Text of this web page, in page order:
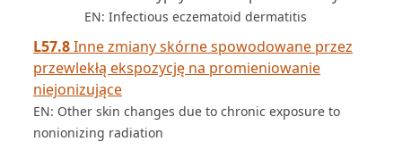
EN: Infectious eczematoid dermatitis
L57.8Inne zmiany skórne spowodowane przez
przewlekłą ekspozycję na promieniowanie
niejonizujące
EN: Other skin changes due to chronic exposure to
nonionizing radiation